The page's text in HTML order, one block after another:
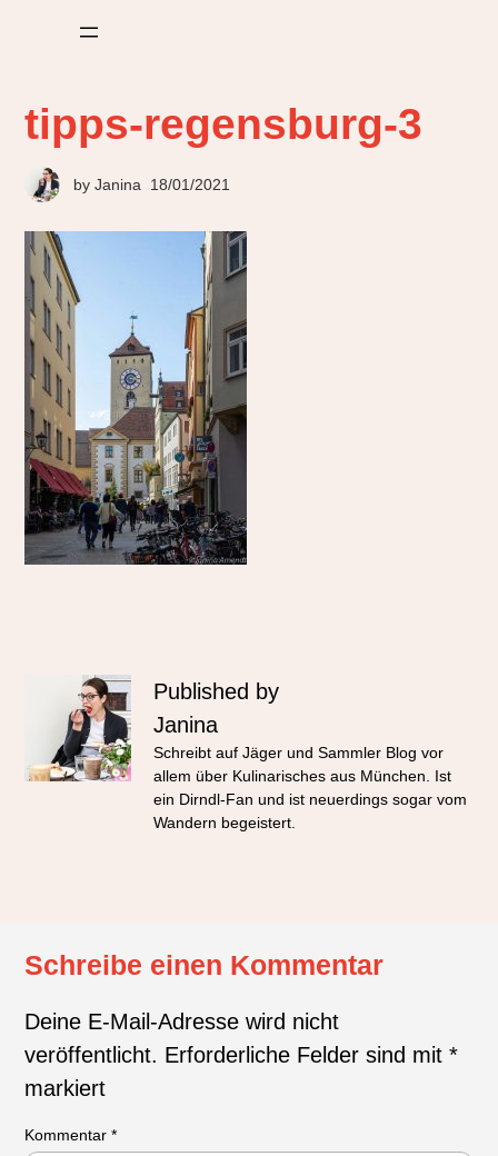
tipps-regensburg-3
by Janina 18/01/2021
Published by
Janina
Schreibt auf Jäger und Sammler Blog vor
allem über Kulinarisches aus München. Ist
ein Dirndl-Fan und ist neuerdings sogar vom
Wandern begeistert.
Schreibe einen Kommentar
Deine E-Mail-Adresse wird nicht
veröffentlicht. Erforderliche Felder sind mit *
markiert
Kommentar *